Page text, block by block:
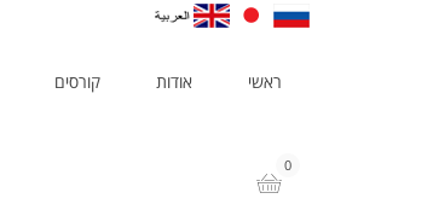
ראשי אודות קורסים
0